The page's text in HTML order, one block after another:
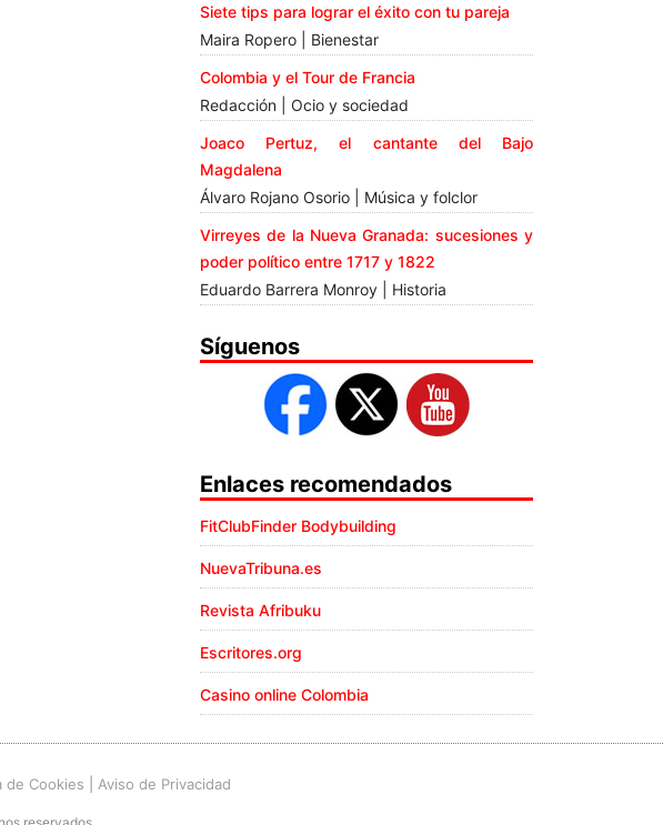
Siete tips para lograr el éxito con tu pareja
Maira Ropero | Bienestar
Colombia y el Tour de Francia
Redacción | Ocio y sociedad
Joaco Pertuz, el cantante del Bajo
Magdalena
Álvaro Rojano Osorio | Música y folclor
Virreyes de la Nueva Granada: sucesiones y
poder político entre 1717 y 1822
Eduardo Barrera Monroy | Historia
Síguenos
Enlaces recomendados
FitClubFinder Bodybuilding
NuevaTribuna.es
Revista Afribuku
Escritores.org
Casino online Colombia
de Cookies Aviso de Privacidad